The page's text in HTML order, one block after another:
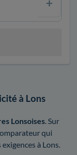
à Lons
Lonsoises . Sur
qui
à Lons.